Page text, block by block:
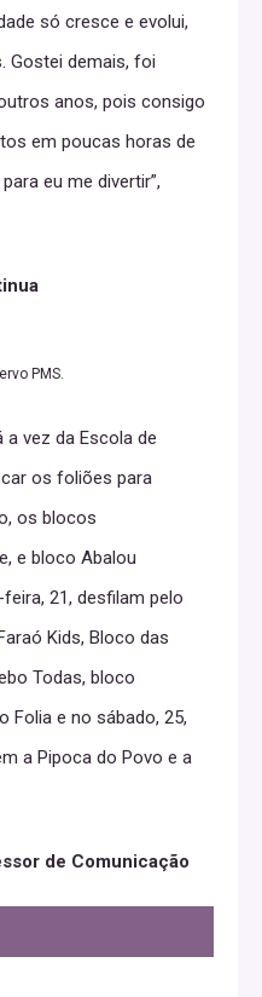
só cresce e evolui,
Gostei demais, foi
anos, pois consigo
em poucas horas de
eu me divertir”,
PMS.
vez da Escola de
os foliões para
os blocos
e bloco Abalou
21, desfilam pelo
Kids, Bloco das
Todas, bloco
Folia e no sábado, 25,
a Pipoca do Povo e a
de Comunicação